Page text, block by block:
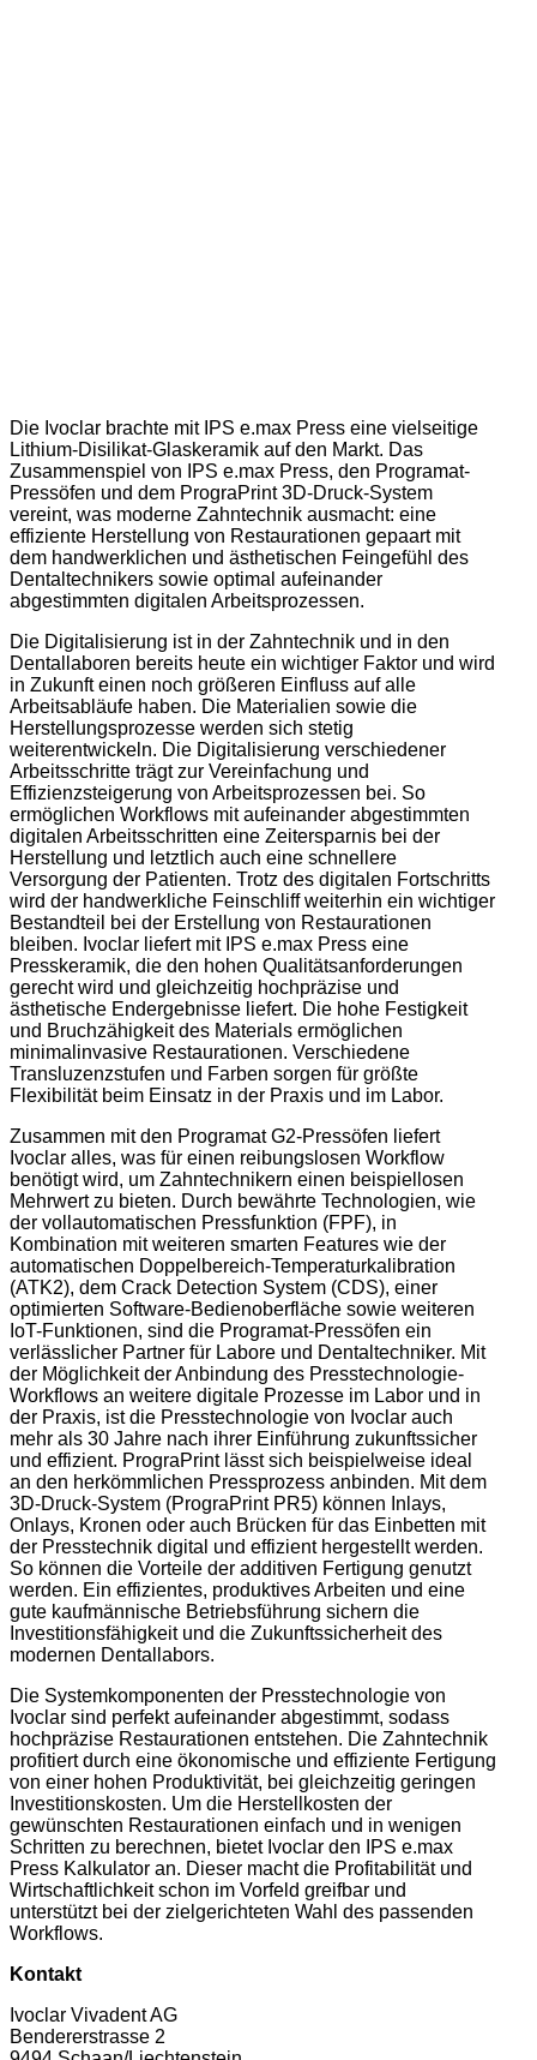
Die Ivoclar brachte mit IPS e.max Press eine vielseitige
Lithium-Disilikat-Glaskeramik auf den Markt. Das
Zusammenspiel von IPS e.max Press, den Programat-
Pressöfen und dem PrograPrint 3D-Druck-System
vereint, was moderne Zahntechnik ausmacht: eine
effiziente Herstellung von Restaurationen gepaart mit
dem handwerklichen und ästhetischen Feingefühl des
Dentaltechnikers sowie optimal aufeinander
abgestimmten digitalen Arbeitsprozessen.
Die Digitalisierung ist in der Zahntechnik und in den
Dentallaboren bereits heute ein wichtiger Faktor und wird
in Zukunft einen noch größeren Einfluss auf alle
Arbeitsabläufe haben. Die Materialien sowie die
Herstellungsprozesse werden sich stetig
weiterentwickeln. Die Digitalisierung verschiedener
Arbeitsschritte trägt zur Vereinfachung und
Effizienzsteigerung von Arbeitsprozessen bei. So
ermöglichen Workflows mit aufeinander abgestimmten
digitalen Arbeitsschritten eine Zeitersparnis bei der
Herstellung und letztlich auch eine schnellere
Versorgung der Patienten. Trotz des digitalen Fortschritts
wird der handwerkliche Feinschliff weiterhin ein wichtiger
Bestandteil bei der Erstellung von Restaurationen
bleiben. Ivoclar liefert mit IPS e.max Press eine
Presskeramik, die den hohen Qualitätsanforderungen
gerecht wird und gleichzeitig hochpräzise und
ästhetische Endergebnisse liefert. Die hohe Festigkeit
und Bruchzähigkeit des Materials ermöglichen
minimalinvasive Restaurationen. Verschiedene
Transluzenzstufen und Farben sorgen für größte
Flexibilität beim Einsatz in der Praxis und im Labor.
Zusammen mit den Programat G2-Pressöfen liefert
Ivoclar alles, was für einen reibungslosen Workflow
benötigt wird, um Zahntechnikern einen beispiellosen
Mehrwert zu bieten. Durch bewährte Technologien, wie
der vollautomatischen Pressfunktion (FPF), in
Kombination mit weiteren smarten Features wie der
automatischen Doppelbereich-Temperaturkalibration
(ATK2), dem Crack Detection System (CDS), einer
optimierten Software-Bedienoberfläche sowie weiteren
IoT-Funktionen, sind die Programat-Pressöfen ein
verlässlicher Partner für Labore und Dentaltechniker. Mit
der Möglichkeit der Anbindung des Presstechnologie-
Workflows an weitere digitale Prozesse im Labor und in
der Praxis, ist die Presstechnologie von Ivoclar auch
mehr als 30 Jahre nach ihrer Einführung zukunftssicher
und effizient. PrograPrint lässt sich beispielweise ideal
an den herkömmlichen Pressprozess anbinden. Mit dem
3D-Druck-System (PrograPrint PR5) können Inlays,
Onlays, Kronen oder auch Brücken für das Einbetten mit
der Presstechnik digital und effizient hergestellt werden.
So können die Vorteile der additiven Fertigung genutzt
werden. Ein effizientes, produktives Arbeiten und eine
gute kaufmännische Betriebsführung sichern die
Investitionsfähigkeit und die Zukunftssicherheit des
modernen Dentallabors.
Die Systemkomponenten der Presstechnologie von
Ivoclar sind perfekt aufeinander abgestimmt, sodass
hochpräzise Restaurationen entstehen. Die Zahntechnik
profitiert durch eine ökonomische und effiziente Fertigung
von einer hohen Produktivität, bei gleichzeitig geringen
Investitionskosten. Um die Herstellkosten der
gewünschten Restaurationen einfach und in wenigen
Schritten zu berechnen, bietet Ivoclar den IPS e.max
Press Kalkulator an. Dieser macht die Profitabilität und
Wirtschaftlichkeit schon im Vorfeld greifbar und
unterstützt bei der zielgerichteten Wahl des passenden
Workflows.
Kontakt
Ivoclar Vivadent AG
Bendererstrasse 2